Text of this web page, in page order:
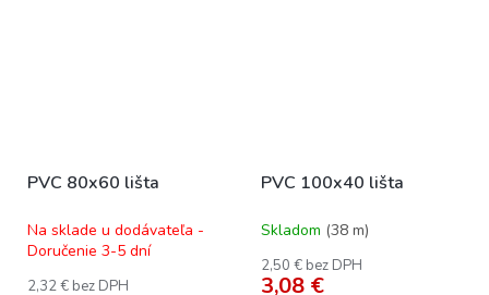
PVC 80x60 lišta
Na sklade u dodávateľa -
Doručenie 3-5 dní
2,32 € bez DPH
PVC 100x40 lišta
Skladom (38 m)
2,50 € bez DPH
3,08 €